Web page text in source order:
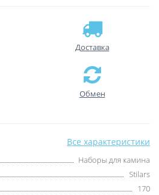
Доставка
Обмен
Все характеристики
Наборы для камина
Stilars
170